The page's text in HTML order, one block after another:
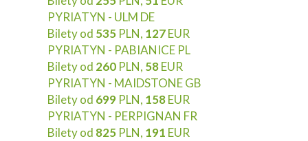
PYRIATYN - ULM DE
Bilety od 535 PLN, 127EUR
PYRIATYN - PABIANICE PL
Bilety od 260 PLN, 58EUR
PYRIATYN - MAIDSTONE GB
Bilety od 699 PLN, 158EUR
PYRIATYN - PERPIGNAN FR
Bilety od 825 PLN, 191 EUR